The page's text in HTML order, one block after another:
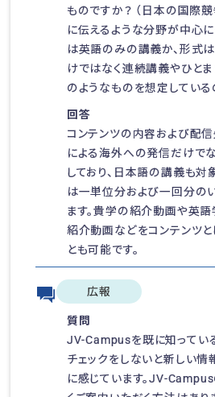
ものですか？ （日本の国際
に伝えるような分野が中心
は英語のみの講義か、形式
けではなく連続講義やひと
のようなものを想定している
回答
コンテンツの内容および配信
による海外への発信だけで
しており、日本語の講義も対
は一単位分および一回分の
ます。貴学の紹介動画や英
紹介動画などをコンテンツと
とも可能です。
広報
質問
JV-Campusを既に知ってい
チェックをしないと新しい情
に感じています。JV-Campus